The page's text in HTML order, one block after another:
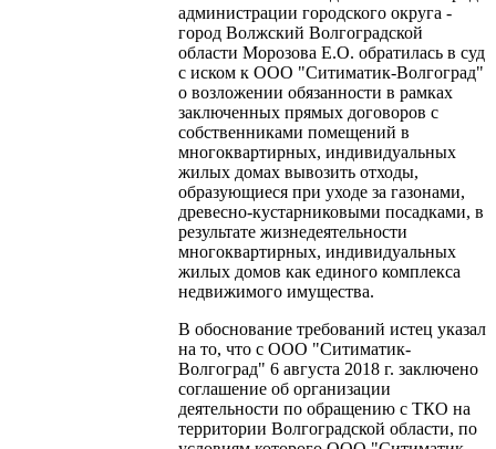
администрации городского округа -
город Волжский Волгоградской
области Морозова Е.О. обратилась в суд
с иском к ООО "Ситиматик-Волгоград"
о возложении обязанности в рамках
заключенных прямых договоров с
собственниками помещений в
многоквартирных, индивидуальных
жилых домах вывозить отходы,
образующиеся при уходе за газонами,
древесно-кустарниковыми посадками, в
результате жизнедеятельности
многоквартирных, индивидуальных
жилых домов как единого комплекса
недвижимого имущества.
В обоснование требований истец указал
на то, что с ООО "Ситиматик-
Волгоград" 6 августа 2018 г. заключено
соглашение об организации
деятельности по обращению с ТКО на
территории Волгоградской области, по